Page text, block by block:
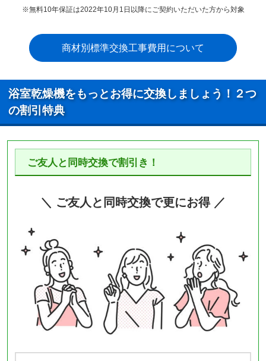
※無料10年保証は2022年10月1日以降にご契約いただいた方から対象
商材別標準交換工事費用について
浴室乾燥機をもっとお得に交換しましょう！２つ
の割引特典
ご友人と同時交換で割引き！
＼ ご友人と同時交換で更にお得 ／